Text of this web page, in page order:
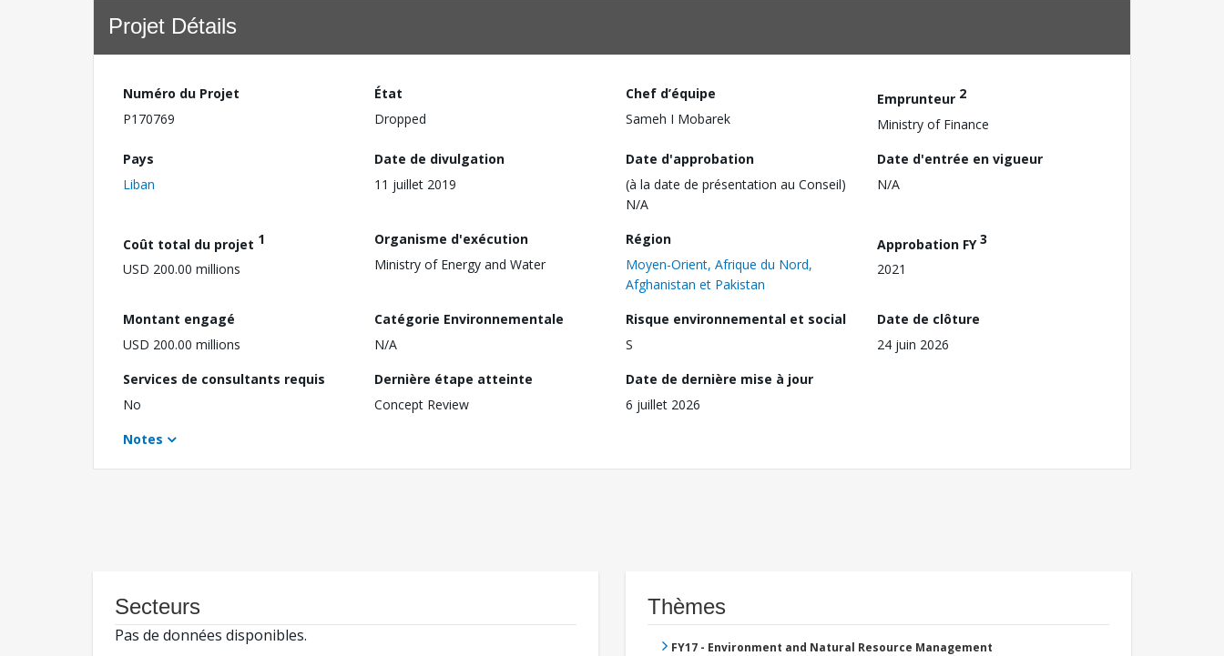
Projet Détails
Numéro du Projet
P170769
État
Dropped
Chef d’équipe
Sameh I Mobarek
Emprunteur 2
Ministry of Finance
Pays
Liban
Date de divulgation
11 juillet 2019
Date d'approbation
(à la date de présentation au Conseil)
N/A
Date d'entrée en vigueur
N/A
Coût total du projet 1
USD 200.00 millions
Organisme d'exécution
Ministry of Energy and Water
Région
Moyen-Orient, Afrique du Nord,
Afghanistan et Pakistan
Approbation FY3
2021
Montant engagé
USD 200.00 millions
Catégorie Environnementale
N/A
Risque environnemental et social
S
Date de clôture
24 juin 2026
Services de consultants requis
No
Dernière étape atteinte
Concept Review
Date de dernière mise à jour
6 juillet 2026
Notes
Secteurs
Pas de données disponibles.
Thèmes
FY17 - Environment and Natural Resource Management